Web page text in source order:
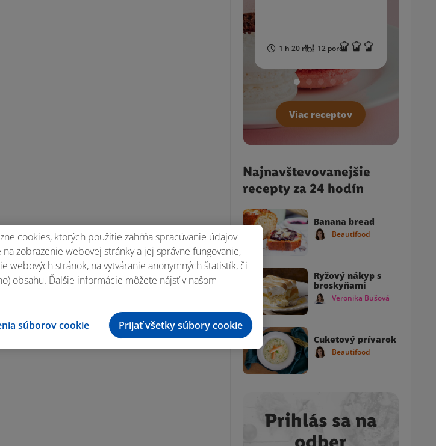
1 h 20 m 12 porcií
Viac receptov
Najnavštevovanejšie
recepty za 24 hodín
Banana bread
Beautifood
Ryžový nákyp s
broskyňami
Veronika Bušová
Cuketový prívarok
Beautifood
Prihlás sa na
cookies, ktorých použitie zahŕňa spracúvanie údajov
zobrazenie webovej stránky a jej správne fungovanie,
webových stránok, na vytváranie anonymných štatistík, či
obsahu. Ďalšie informácie môžete nájsť v našom
súborov cookie Prijať všetky súbory cookie